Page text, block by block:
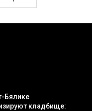
Бялике
кладбище: